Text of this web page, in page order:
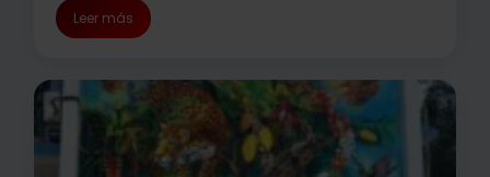
Leer más